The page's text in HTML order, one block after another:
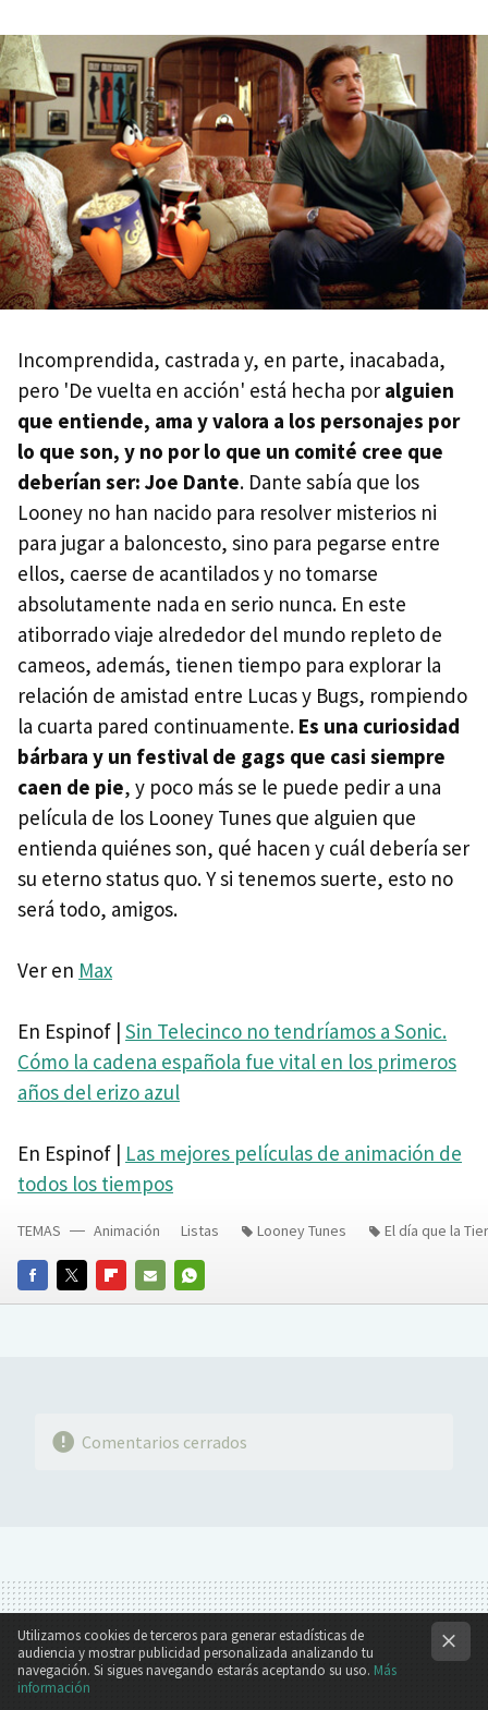
Incomprendida, castrada y, en parte, inacabada,
pero 'De vuelta en acción' está hecha por alguien
que entiende, ama y valora a los personajes por
lo que son, y no por lo que un comité cree que
deberían ser: Joe Dante. Dante sabía que los
Looney no han nacido para resolver misterios ni
para jugar a baloncesto, sino para pegarse entre
ellos, caerse de acantilados y no tomarse
absolutamente nada en serio nunca. En este
atiborrado viaje alrededor del mundo repleto de
cameos, además, tienen tiempo para explorar la
relación de amistad entre Lucas y Bugs, rompiendo
la cuarta pared continuamente. Es una curiosidad
bárbara y un festival de gags que casi siempre
caen de pie, y poco más se le puede pedir a una
película de los Looney Tunes que alguien que
entienda quiénes son, qué hacen y cuál debería ser
su eterno status quo. Y si tenemos suerte, esto no
será todo, amigos.
Ver en Max
En Espinof | Sin Telecinco no tendríamos a Sonic.
Cómo la cadena española fue vital en los primeros
años del erizo azul
En Espinof | Las mejores películas de animación de
todos los tiempos
FACEBOOKTWITTERFLIPBOARD
E-
WHATSAPP
TEMAS Animación Listas Looney Tunes El día que la
Comentarios cerrados
Utilizamos cookies de terceros para generar estadísticas de
audiencia y mostrar publicidad personalizada analizando tu
navegación. Si sigues navegando estarás aceptando su uso. Más
información